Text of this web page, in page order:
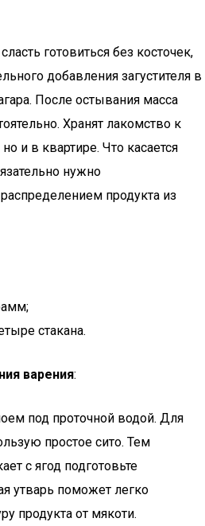
готовиться без косточек,
добавления загустителя в
После остывания масса
Хранят лакомство к
и в квартире. Что касается
нужно
продукта из
стакана.
варения:
под проточной водой. Для
простое сито. Тем
с ягод подготовьте
утварь поможет легко
продукта от мякоти.